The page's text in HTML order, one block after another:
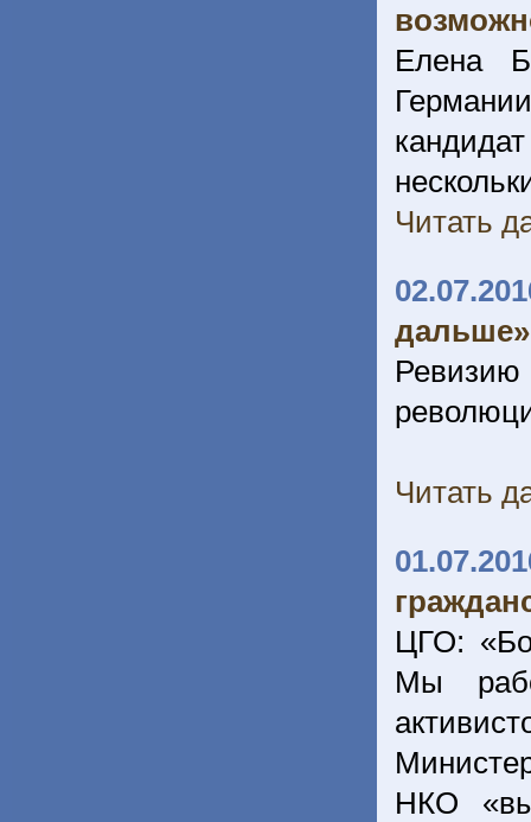
Елена
Читать
дальше»
Читать
ЦГО:
Мы
НКО